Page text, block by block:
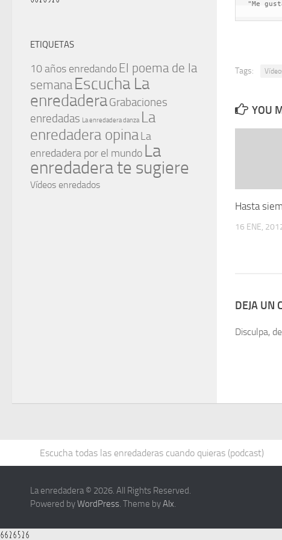
"Me
Tags:
YOU
Hasta
16 ENE,
DEJA UN
Disculpa,
ETIQUETAS
10 años enredando El poema de la
semana Escucha La
enredaderaGrabaciones
enredadas La enredadera danza La
enredadera opina La
enredadera por el mundo La
enredadera te sugiere
Vídeos enredados
Escucha todas las enredaderas cuando quieras (podcast)
La enredadera © 2026. All Rights Reserved.
Powered byWordPress. Theme byAlx.